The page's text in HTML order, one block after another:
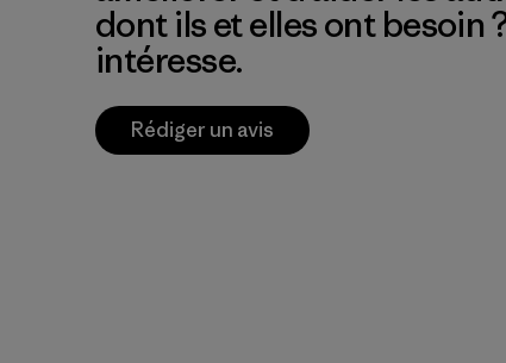
dont ils et elles ont besoin
intéresse.
Rédiger un avis